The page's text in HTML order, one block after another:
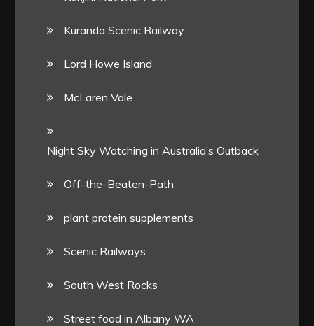
Kuranda Scenic Railway
Lord Howe Island
McLaren Vale
Night Sky Watching in Australia’s Outback
Off-the-Beaten-Path
plant protein supplements
Scenic Railways
South West Rocks
Street food in Albany WA